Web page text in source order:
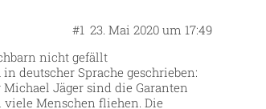
23. Mai 2020 um 17:49
#1
nicht gefällt
deutscher Sprache geschrieben:
Jäger sind die Garanten
Menschen fliehen. Die